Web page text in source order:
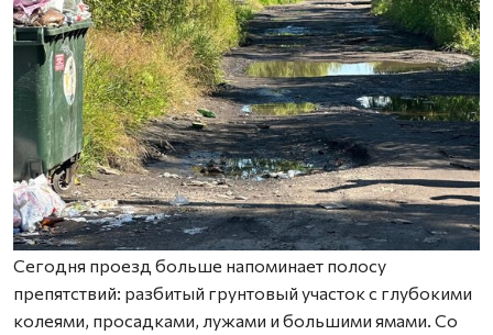
Сегодня проезд больше напоминает полосу
препятствий: разбитый грунтовый участок с глубокими
колеями, просадками, лужами и большими ямами. Со